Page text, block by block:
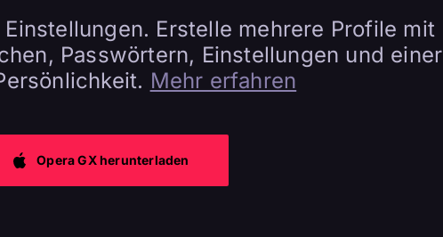
Erstelle mehrere Profile mit
Passwörtern, Einstellungen und einer
Mehr erfahren
Opera GX herunterladen